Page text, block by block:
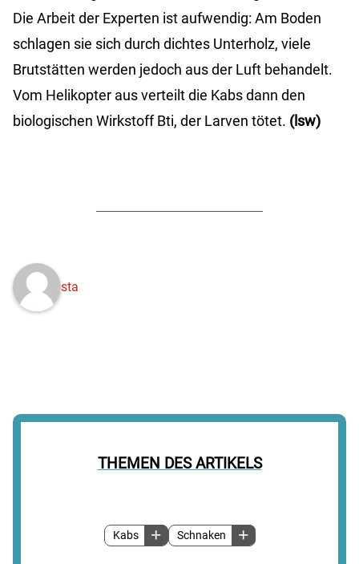
THEMEN DES ARTIKELS
Kabs Schnaken
Die Arbeit der Experten ist aufwendig: Am Boden
schlagen sie sich durch dichtes Unterholz, viele
Brutstätten werden jedoch aus der Luft behandelt.
Vom Helikopter aus verteilt die Kabs dann den
biologischen Wirkstoff Bti, der Larven tötet. (lsw)
sta